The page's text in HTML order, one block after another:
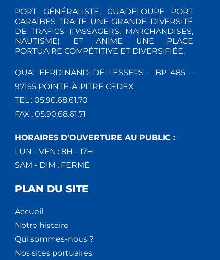
PORT GÉNÉRALISTE, GUADELOUPE PORT
CARAÏBES TRAITE UNE GRANDE DIVERSITÉ
DE TRAFICS (PASSAGERS, MARCHANDISES,
NAUTISME) ET ANIME UNE PLACE
PORTUAIRE COMPÉTITIVE ET DIVERSIFIÉE.
QUAI FERDINAND DE LESSEPS – BP 485 –
97165 POINTE-À-PITRE CEDEX
TEL : 05.90.68.61.70
FAX : 05.90.68.61.71
HORAIRES D'OUVERTURE AU PUBLIC :
LUN - VEN : 8H - 17H
SAM - DIM : FERMÉ
PLAN DU SITE
Accueil
Notre histoire
Qui sommes-nous ?
Nos sites portuaires